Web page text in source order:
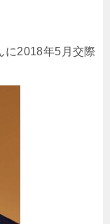
に2018年5月交際